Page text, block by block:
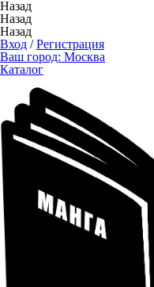
Назад
Назад
Назад
Вход /Регистрация
Ваш город: Москва
Каталог